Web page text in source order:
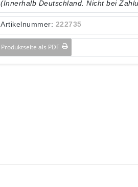
(Innerhalb Deutschland. Nicht bei
Artikelnummer: 222735
Produktseite als PDF